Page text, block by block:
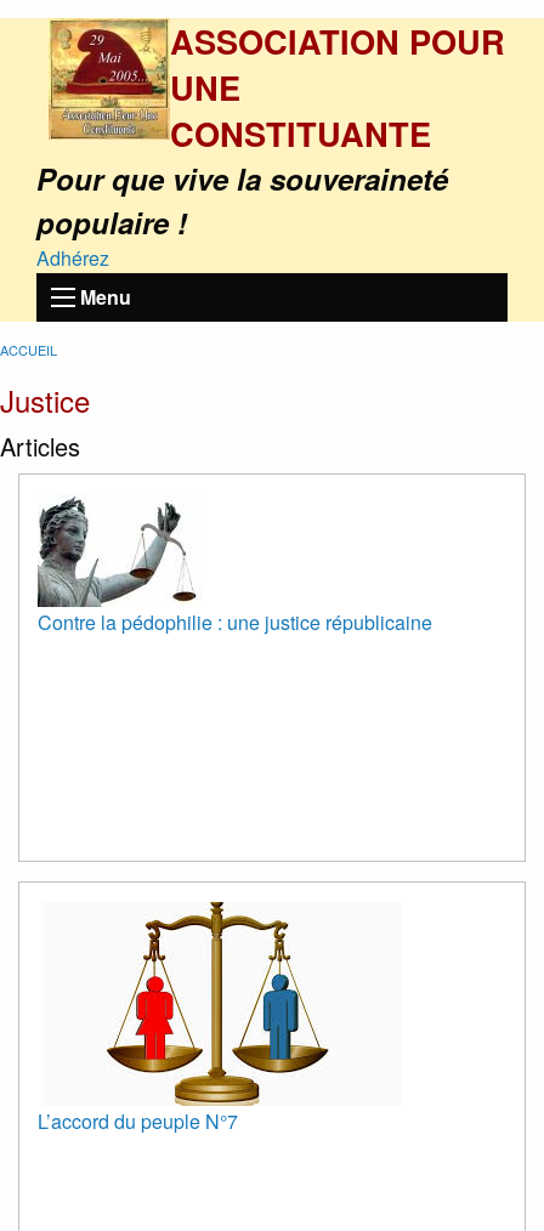
ASSOCIATION POUR
UNE
CONSTITUANTE
Pour que vive la souveraineté
populaire !
Adhérez
Menu
ACCUEIL
Justice
Articles
Contre la pédophilie : une justice républicaine
L’accord du peuple N°7